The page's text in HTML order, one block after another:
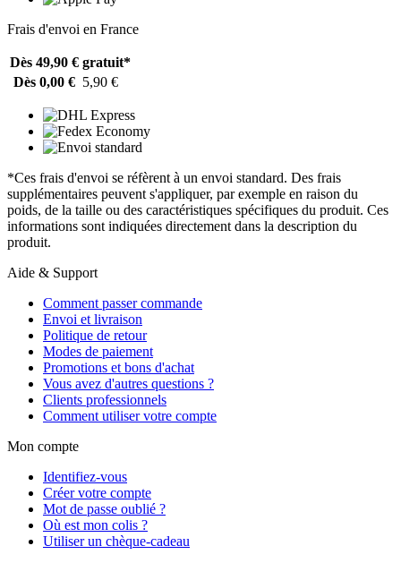
Frais d'envoi en France
Dès 49,90 € gratuit*
Dès 0,00 € 5,90 €
*Ces frais d'envoi se réfèrent à un envoi standard. Des frais
supplémentaires peuvent s'appliquer, par exemple en raison du
poids, de la taille ou des caractéristiques spécifiques du produit. Ces
informations sont indiquées directement dans la description du
produit.
Aide & Support
Comment passer commande
Envoi et livraison
Politique de retour
Modes de paiement
Promotions et bons d'achat
Vous avez d'autres questions ?
Clients professionnels
Comment utiliser votre compte
Mon compte
Identifiez-vous
Créer votre compte
Mot de passe oublié ?
Où est mon colis ?
Utiliser un chèque-cadeau